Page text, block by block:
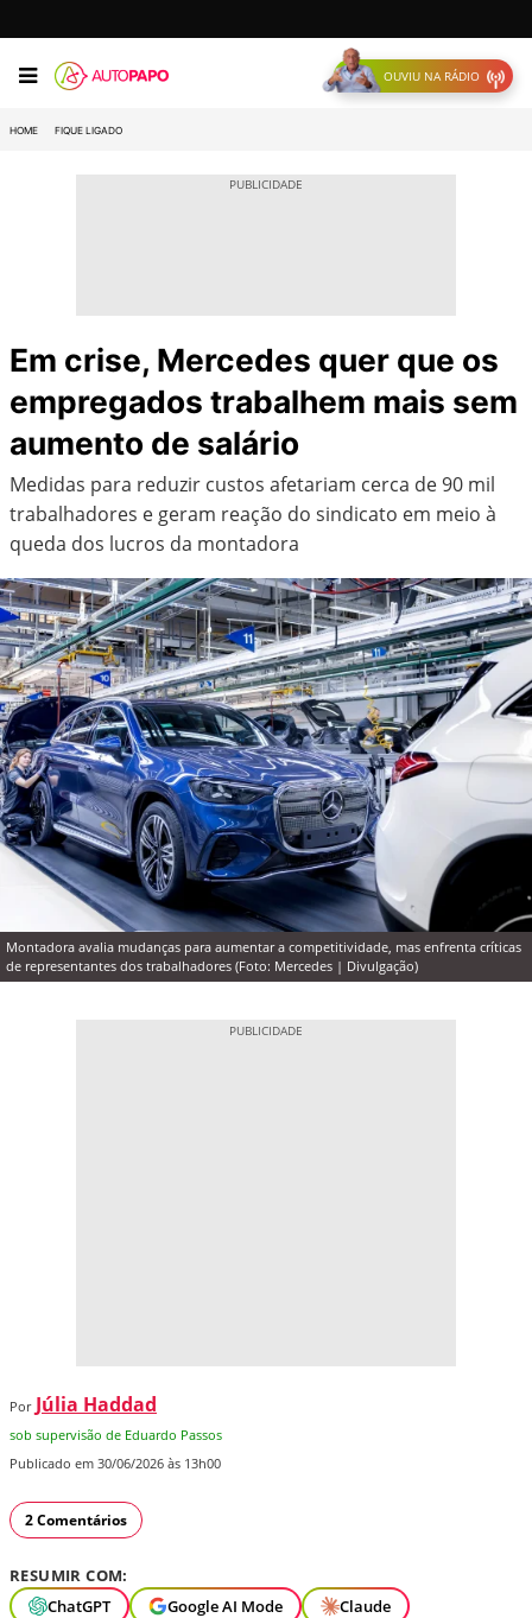
OUVIU NA RÁDIO
HOME FIQUE LIGADO
Em crise, Mercedes quer que os
empregados trabalhem mais sem
aumento de salário
Medidas para reduzir custos afetariam cerca de 90 mil
trabalhadores e geram reação do sindicato em meio à
queda dos lucros da montadora
Montadora avalia mudanças para aumentar a competitividade, mas enfrenta críticas
de representantes dos trabalhadores (Foto: Mercedes | Divulgação)
Por Júlia Haddad
sob supervisão de Eduardo Passos
Publicado em 30/06/2026 às 13h00
2 Comentários
RESUMIR COM:
ChatGPT
Google AI Mode
Claude